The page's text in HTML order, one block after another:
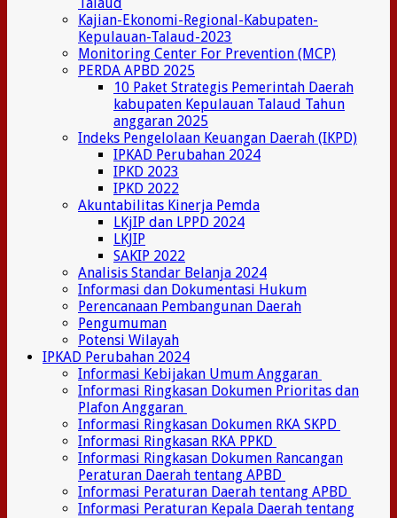
Kajian-Ekonomi-Regional-Kabupaten-
Kepulauan-Talaud-2023
Monitoring Center For Prevention (MCP)
PERDA APBD 2025
10 Paket Strategis Pemerintah Daerah
kabupaten Kepulauan Talaud Tahun
anggaran 2025
Indeks Pengelolaan Keuangan Daerah (IKPD)
IPKAD Perubahan 2024
IPKD 2023
IPKD 2022
Akuntabilitas Kinerja Pemda
LKjIP dan LPPD 2024
LKJIP
SAKIP 2022
Analisis Standar Belanja 2024
Informasi dan Dokumentasi Hukum
Perencanaan Pembangunan Daerah
Pengumuman
Potensi Wilayah
IPKAD Perubahan 2024
Informasi Kebijakan Umum Anggaran
Informasi Ringkasan Dokumen Prioritas dan
Plafon Anggaran
Informasi Ringkasan Dokumen RKA SKPD
Informasi Ringkasan RKA PPKD
Informasi Ringkasan Dokumen Rancangan
Peraturan Daerah tentang APBD
Informasi Peraturan Daerah tentang APBD
Informasi Peraturan Kepala Daerah tentang